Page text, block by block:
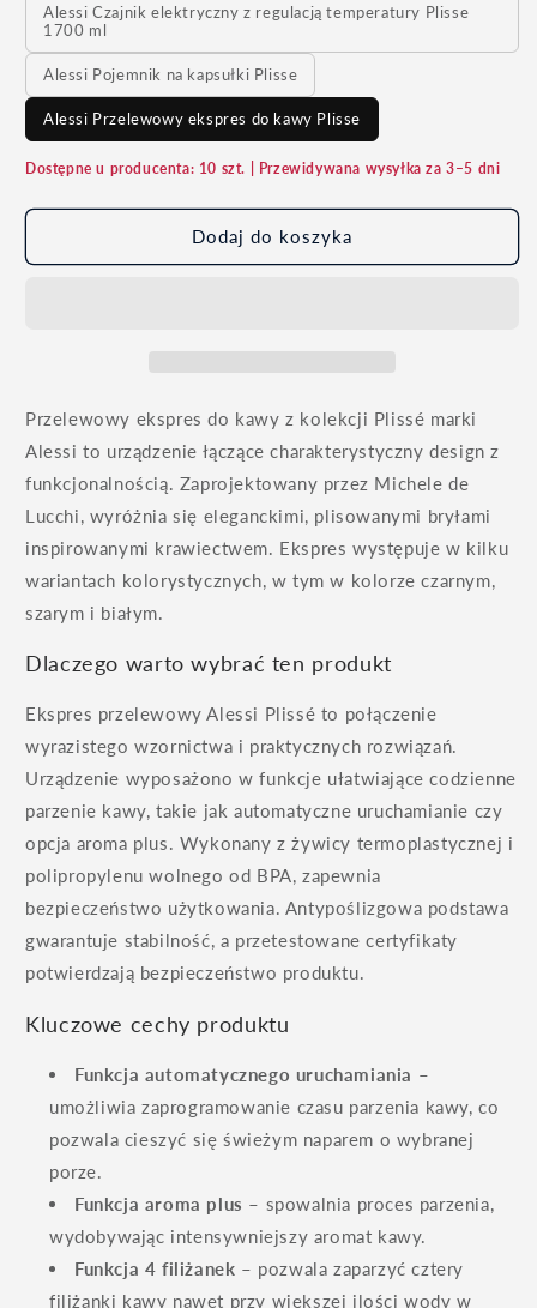
Alessi Czajnik elektryczny z regulacją temperatury Plisse
1700 ml
Alessi Pojemnik na kapsułki Plisse
Alessi Przelewowy ekspres do kawy Plisse
Dostępne u producenta: 10 szt. | Przewidywana wysyłka za 3–5 dni
Dodaj do koszyka
Przelewowy ekspres do kawy z kolekcji Plissé marki
Alessi to urządzenie łączące charakterystyczny design z
funkcjonalnością. Zaprojektowany przez Michele de
Lucchi, wyróżnia się eleganckimi, plisowanymi bryłami
inspirowanymi krawiectwem. Ekspres występuje w kilku
wariantach kolorystycznych, w tym w kolorze czarnym,
szarym i białym.
Dlaczego warto wybrać ten produkt
Ekspres przelewowy Alessi Plissé to połączenie
wyrazistego wzornictwa i praktycznych rozwiązań.
Urządzenie wyposażono w funkcje ułatwiające codzienne
parzenie kawy, takie jak automatyczne uruchamianie czy
opcja aroma plus. Wykonany z żywicy termoplastycznej i
polipropylenu wolnego od BPA, zapewnia
bezpieczeństwo użytkowania. Antypoślizgowa podstawa
gwarantuje stabilność, a przetestowane certyfikaty
potwierdzają bezpieczeństwo produktu.
Kluczowe cechy produktu
Funkcja automatycznego uruchamiania –
umożliwia zaprogramowanie czasu parzenia kawy, co
pozwala cieszyć się świeżym naparem o wybranej
porze.
Funkcja aroma plus – spowalnia proces parzenia,
wydobywając intensywniejszy aromat kawy.
Funkcja 4 filiżanek – pozwala zaparzyć cztery
filiżanki kawy nawet przy większej ilości wody w